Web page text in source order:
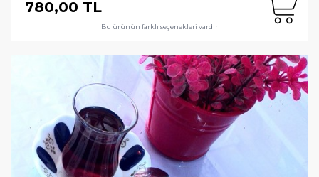
780,00 TL
Bu ürünün farklı seçenekleri vardır